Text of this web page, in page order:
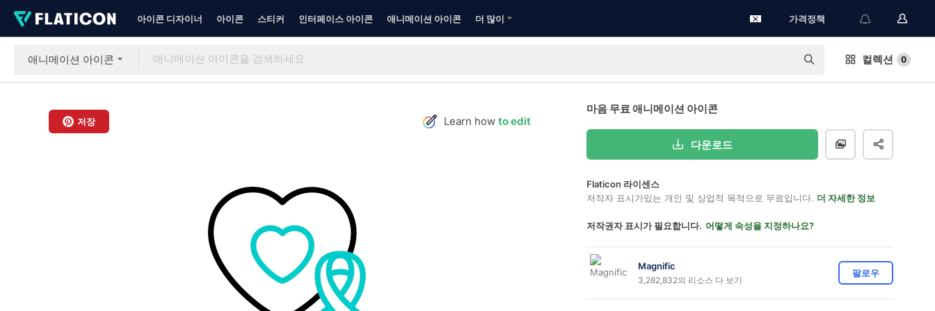
아이콘 디자이너 아이콘 스티커 인터페이스 아이콘 애니메이션 아이콘 더 많이 가격정책
애니메이션 아이콘 컬렉션 0
저장 Learn how to edit
마음 무료 애니메이션 아이콘
다운로드
Flaticon 라이센스
저작자 표시가있는 개인 및 상업적 목적으로 무료입니다. 더 자세한 정보
저작권자 표시가 필요합니다. 어떻게 속성을 지정하나요?
Magnific
3,282,832의 리소스 다 보기
팔로우